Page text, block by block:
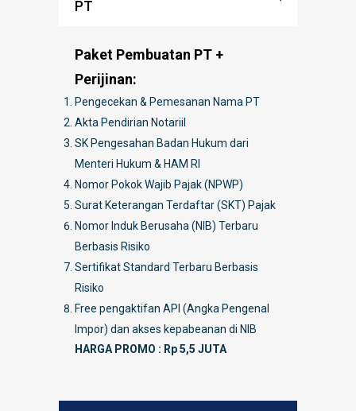
PT
Paket Pembuatan PT +
Perijinan:
Pengecekan & Pemesanan Nama PT
Akta Pendirian Notariil
SK Pengesahan Badan Hukum dari
Menteri Hukum & HAM RI
Nomor Pokok Wajib Pajak (NPWP)
Surat Keterangan Terdaftar (SKT) Pajak
Nomor Induk Berusaha (NIB) Terbaru
Berbasis Risiko
Sertifikat Standard Terbaru Berbasis
Risiko
Free pengaktifan API (Angka Pengenal
Impor) dan akses kepabeanan di NIB
HARGA PROMO : Rp 5,5 JUTA